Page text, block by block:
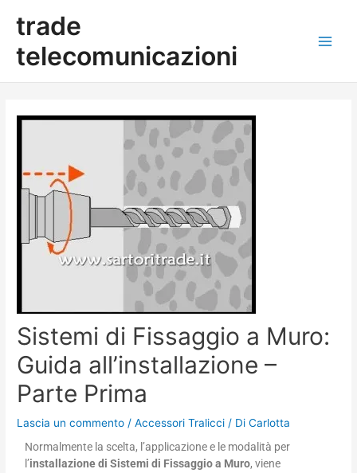
trade
telecomunicazioni
Sistemi di Fissaggio a Muro:
Guida all’installazione –
Parte Prima
Lascia un commento /Accessori Tralicci / DiCarlotta
Normalmente la scelta, l’applicazione e le modalità per
l’installazione di Sistemi di Fissaggio a Muro, viene
articoli